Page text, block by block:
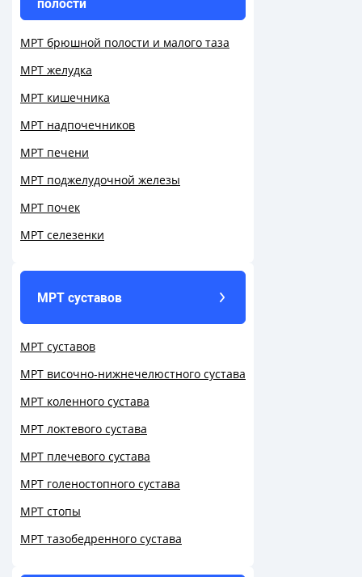
МРТ брюшной полости и малого таза
МРТ желудка
МРТ кишечника
МРТ надпочечников
МРТ печени
МРТ поджелудочной железы
МРТ почек
МРТ селезенки
МРТ суставов
МРТ суставов
МРТ височно-нижнечелюстного сустава
МРТ коленного сустава
МРТ локтевого сустава
МРТ плечевого сустава
МРТ голеностопного сустава
МРТ стопы
МРТ тазобедренного сустава